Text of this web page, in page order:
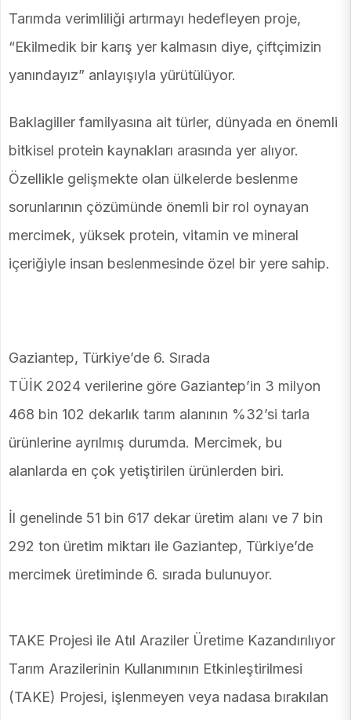
Tarımda verimliliği artırmayı hedefleyen proje,
“Ekilmedik bir karış yer kalmasın diye, çiftçimizin
yanındayız” anlayışıyla yürütülüyor.
Baklagiller familyasına ait türler, dünyada en önemli
bitkisel protein kaynakları arasında yer alıyor.
Özellikle gelişmekte olan ülkelerde beslenme
sorunlarının çözümünde önemli bir rol oynayan
mercimek, yüksek protein, vitamin ve mineral
içeriğiyle insan beslenmesinde özel bir yere sahip.
Gaziantep, Türkiye’de 6. Sırada
TÜİK 2024 verilerine göre Gaziantep’in 3 milyon
468 bin 102 dekarlık tarım alanının %32’si tarla
ürünlerine ayrılmış durumda. Mercimek, bu
alanlarda en çok yetiştirilen ürünlerden biri.
İl genelinde 51 bin 617 dekar üretim alanı ve 7 bin
292 ton üretim miktarı ile Gaziantep, Türkiye’de
mercimek üretiminde 6. sırada bulunuyor.
TAKE Projesi ile Atıl Araziler Üretime Kazandırılıyor
Tarım Arazilerinin Kullanımının Etkinleştirilmesi
(TAKE) Projesi, işlenmeyen veya nadasa bırakılan